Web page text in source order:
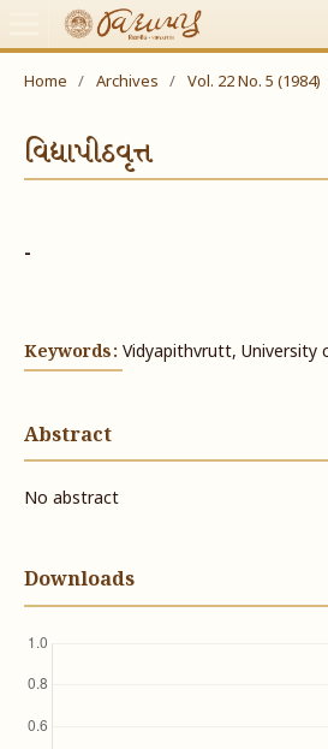
Home / Archives / Vol. 22 No. 5 (1984)
વિદ્યાપીઠવૃત્ત
-
Keywords: Vidyapithvrutt, University
Abstract
No abstract
Downloads